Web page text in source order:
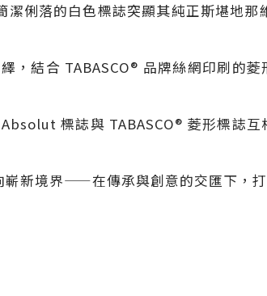
俐落的白色標誌突顯其純正斯堪地那
結合 TABASCO® 品牌絲網印刷的
標誌與 TABASCO® 菱形標誌
新境界——在傳承與創意的交匯下，